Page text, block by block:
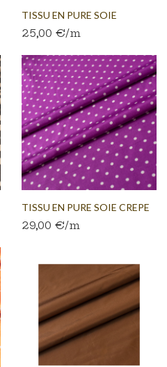
TISSU EN PURE SOIE
FLEURI...
25,00 €/m
TISSU EN PURE SOIE CREPE
DE...
29,00 €/m